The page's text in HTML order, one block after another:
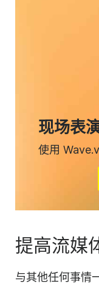
现场表
使用
提高流媒
与其他任何事情